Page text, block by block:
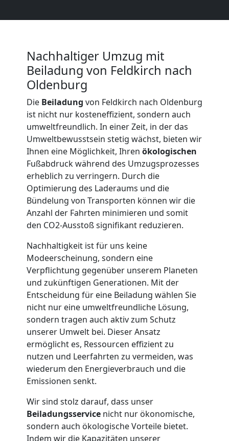
Nachhaltiger Umzug mit
Beiladung von Feldkirch nach
Oldenburg
Die Beiladung von Feldkirch nach Oldenburg
ist nicht nur kosteneffizient, sondern auch
umweltfreundlich. In einer Zeit, in der das
Umweltbewusstsein stetig wächst, bieten wir
Ihnen eine Möglichkeit, Ihren ökologischen
Fußabdruck während des Umzugsprozesses
erheblich zu verringern. Durch die
Optimierung des Laderaums und die
Bündelung von Transporten können wir die
Anzahl der Fahrten minimieren und somit
den CO2-Ausstoß signifikant reduzieren.
Nachhaltigkeit ist für uns keine
Modeerscheinung, sondern eine
Verpflichtung gegenüber unserem Planeten
und zukünftigen Generationen. Mit der
Entscheidung für eine Beiladung wählen Sie
nicht nur eine umweltfreundliche Lösung,
sondern tragen auch aktiv zum Schutz
unserer Umwelt bei. Dieser Ansatz
ermöglicht es, Ressourcen effizient zu
nutzen und Leerfahrten zu vermeiden, was
wiederum den Energieverbrauch und die
Emissionen senkt.
Wir sind stolz darauf, dass unser
Beiladungsservice nicht nur ökonomische,
sondern auch ökologische Vorteile bietet.
Indem wir die Kapazitäten unserer
LKW
Möbellift
Feldkirch
Übersiedlung
Feldkirch
Klaviertransport
Feldkirch
Privatumzug
Feldkirch
Tresortransport
Feldkirch
Umzug
für